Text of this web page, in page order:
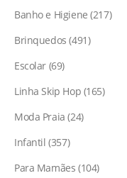
Banho e Higiene 217
Brinquedos 491
Escolar 69
Linha Skip Hop 165
Moda Praia 24
Infantil 357
Para Mamães 104